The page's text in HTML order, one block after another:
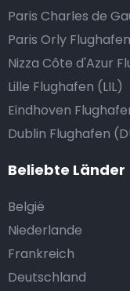
Paris Charles de
Paris Orly
Nizza Côte d'Azur
Lille Flughafen (LIL)
Eindhoven
Dublin Flughafen
Beliebte Länder
België
Niederlande
Frankreich
Deutschland